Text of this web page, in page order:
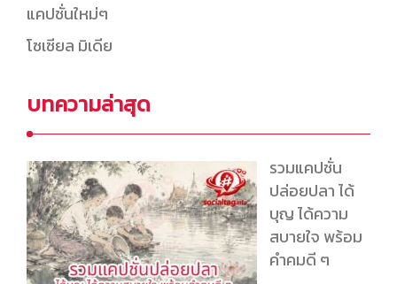
แคปชั่นใหม่ๆ
โซเซียล มิเดีย
บทความล่าสุด
รวมแคปชั่น
ปล่อยปลา ได้
บุญ ได้ความ
สบายใจ พร้อม
คำคมดี ๆ